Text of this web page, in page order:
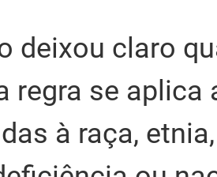
deixou claro
regra se
à raça,